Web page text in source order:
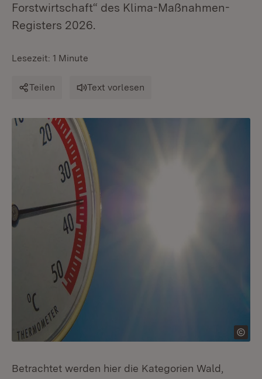
Forstwirtschaft“ des Klima-Maßnahmen-
Registers 2026.
Lesezeit: 1 Minute
Teilen Text vorlesen
Betrachtet werden hier die Kategorien Wald,